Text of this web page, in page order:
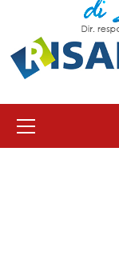
principale